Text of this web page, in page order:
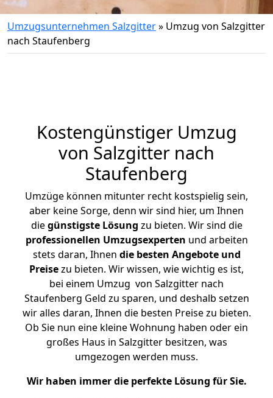
Umzugsunternehmen Salzgitter» Umzug von Salzgitter
nach Staufenberg
Kostengünstiger Umzug
von Salzgitter nach
Staufenberg
Umzüge können mitunter recht kostspielig sein,
aber keine Sorge, denn wir sind hier, um Ihnen
diegünstigste Lösung zu bieten. Wir sind die
professionellen Umzugsexperten und arbeiten
stets daran, Ihnen die besten Angebote und
Preisezu bieten. Wir wissen, wie wichtig es ist,
bei einem Umzug von Salzgitter nach
Staufenberg Geld zu sparen, und deshalb setzen
wir alles daran, Ihnen die besten Preise zu bieten.
Ob Sie nun eine kleine Wohnung haben oder ein
großes Haus in Salzgitter besitzen, was
umgezogen werden muss.
Wir haben immer die perfekte Lösung für Sie.